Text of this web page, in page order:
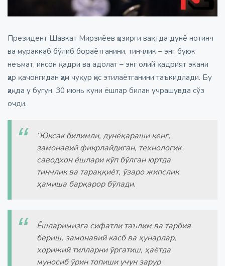
Президент Шавкат Мирзиёев ҳозирги вақтда дунё нотинч
ва мураккаб бўлиб бораётганини, тинчлик – энг буюк
неъмат, инсон қадри ва адолат – энг олий қадрият экани
ҳар қачонгидан ҳам чуқур ҳис этилаётганини таъкидлади. Бу
ҳақда у бугун, 30 июнь куни ёшлар билан учрашувда сўз
очди.
“Юксак билимли, дунёқараши кенг,
замонавий фикрлайдиган, технологик
саводхон ёшлари кўп бўлган юртда
тинчлик ва тараққиёт, ўзаро жипслик
ҳамиша барқарор бўлади.
Ёшларимизга сифатли таълим ва тарбия
бериш, замонавий касб ва ҳунарлар,
хорижий тилларни ўргатиш, ҳаётда
муносиб ўрин топиши учун зарур